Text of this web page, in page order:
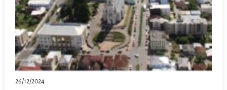
26/12/2024